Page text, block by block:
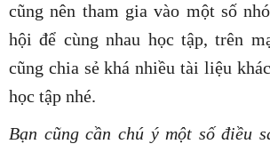
cũng nên tham gia vào một số
hội để cùng nhau học tập, trên
cũng chia sẻ khá nhiều tài liệu
học tập nhé.
Bạn cũng cần chú ý một số điều